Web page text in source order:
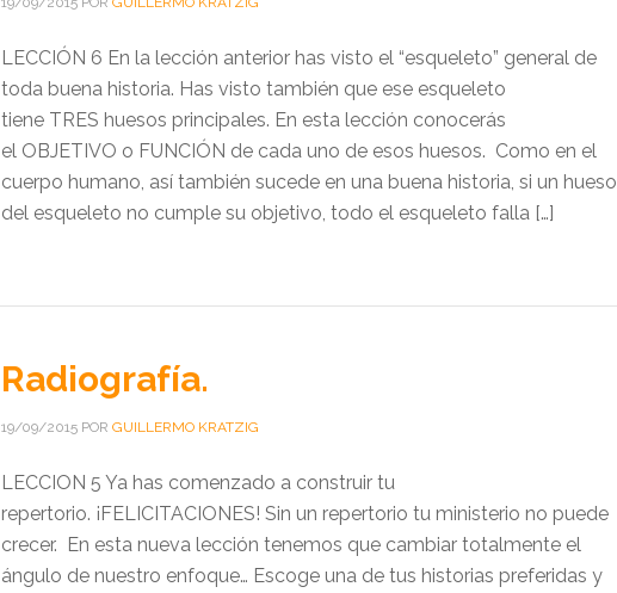
LECCIÓN 6 En la lección anterior has visto el “esqueleto” general de
toda buena historia. Has visto también que ese esqueleto
tiene TRES huesos principales. En esta lección conocerás
el OBJETIVO o FUNCIÓN de cada uno de esos huesos. Como en el
cuerpo humano, así también sucede en una buena historia, si un hueso
del esqueleto no cumple su objetivo, todo el esqueleto falla […]
Radiografía.
19/09/2015 POR GUILLERMO KRATZIG
LECCION 5 Ya has comenzado a construir tu
repertorio. ¡FELICITACIONES! Sin un repertorio tu ministerio no puede
crecer. En esta nueva lección tenemos que cambiar totalmente el
ángulo de nuestro enfoque… Escoge una de tus historias preferidas y